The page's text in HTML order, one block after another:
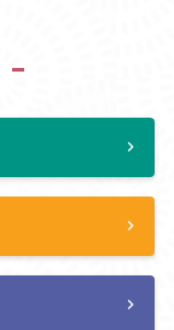
chevron_right
chevron_right
chevron_right